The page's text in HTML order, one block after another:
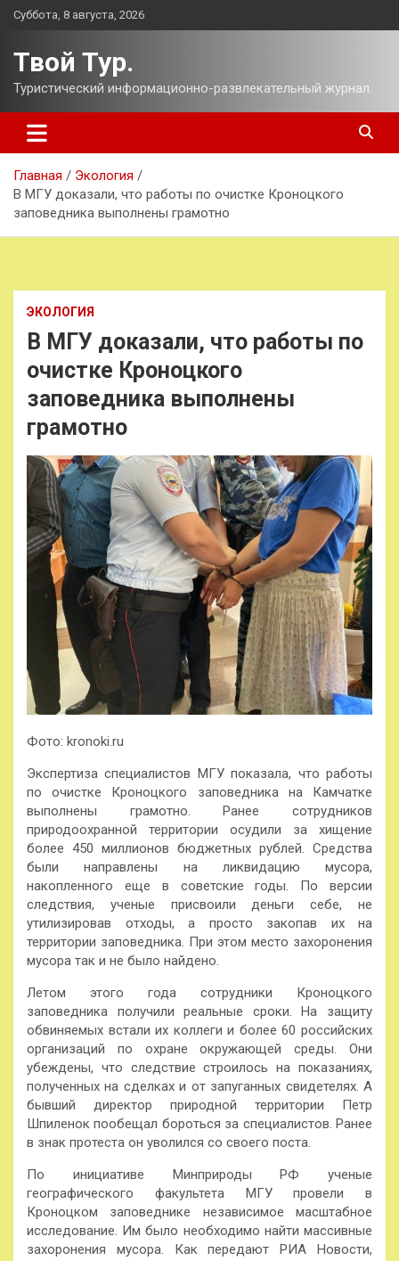
Перейти
Суббота, 8 августа, 2026
Твой Тур.
Туристический информационно-развлекательный журнал.
Главная
Экология
В МГУ доказали, что работы по очистке Кроноцкого
заповедника выполнены грамотно
ЭКОЛОГИЯ
В МГУ доказали, что работы по
очистке Кроноцкого
заповедника выполнены
грамотно
Фото: kronoki.ru
Экспертиза специалистов МГУ показала, что работы
по очистке Кроноцкого заповедника на Камчатке
выполнены грамотно. Ранее сотрудников
природоохранной территории осудили за хищение
более 450 миллионов бюджетных рублей. Средства
были направлены на ликвидацию мусора,
накопленного еще в советские годы. По версии
следствия, ученые присвоили деньги себе, не
утилизировав отходы, а просто закопав их на
территории заповедника. При этом место захоронения
мусора так и не было найдено.
Летом этого года сотрудники Кроноцкого
заповедника получили реальные сроки. На защиту
обвиняемых встали их коллеги и более 60 российских
организаций по охране окружающей среды. Они
убеждены, что следствие строилось на показаниях,
полученных на сделках и от запуганных свидетелях. А
бывший директор природной территории Петр
Шпиленок пообещал бороться за специалистов. Ранее
в знак протеста он уволился со своего поста.
По инициативе Минприроды РФ ученые
географического факультета МГУ провели в
Кроноцком заповеднике независимое масштабное
исследование. Им было необходимо найти массивные
захоронения мусора. Как передают РИА Новости,